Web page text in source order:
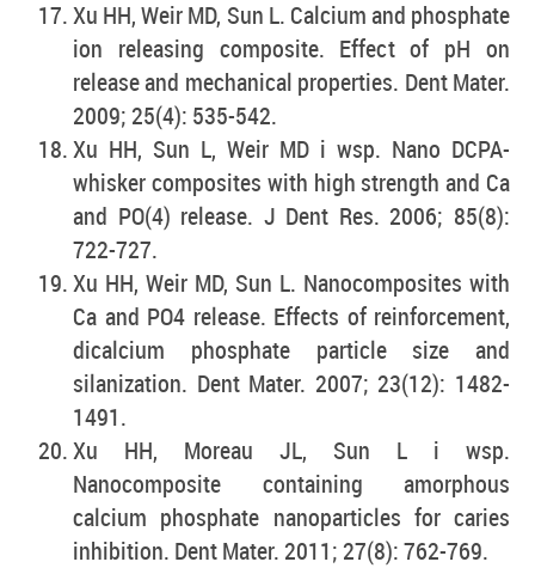
Xu HH, Weir MD, Sun L. Calcium and phosphate
ion releasing composite. Effect of pH on
release and mechanical properties. Dent Mater.
2009; 25(4): 535-542.
Xu HH, Sun L, Weir MD i wsp. Nano DCPA-
whisker composites with high strength and Ca
and PO(4) release. J Dent Res. 2006; 85(8):
722-727.
Xu HH, Weir MD, Sun L. Nanocomposites with
Ca and PO4 release. Effects of reinforcement,
dicalcium phosphate particle size and
silanization. Dent Mater. 2007; 23(12): 1482-
1491.
Xu HH, Moreau JL, Sun L i wsp.
Nanocomposite containing amorphous
calcium phosphate nanoparticles for caries
inhibition. Dent Mater. 2011; 27(8): 762-769.